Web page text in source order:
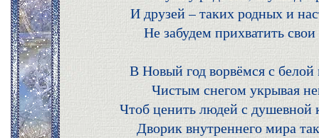
И друзей – таких родных и
Не забудем прихватить
В Новый год ворвёмся с
Чистым снегом укрывая
Чтоб ценить людей с душевной
Дворик внутреннего мира